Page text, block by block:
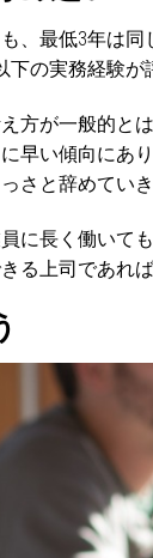
、最低3年は
の実務経験が
方が一般的と
早い傾向にあ
さと辞めていき
に長く働いて
る上司であれ